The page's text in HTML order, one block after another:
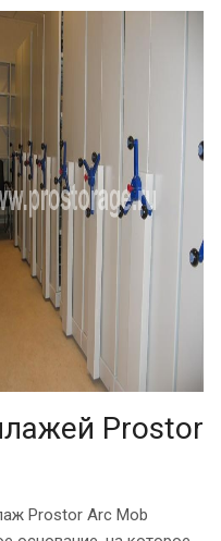
Prostor
Prostor Arc Mob